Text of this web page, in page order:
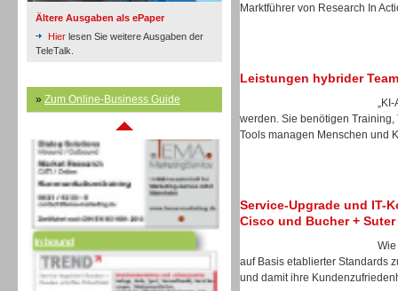
Ältere Ausgaben als ePaper
Hier lesen Sie weitere Ausgaben der
TeleTalk.
» Zum Online-Business Guide
Inbound
Inbound
Marktführer von Research In
Leistungen hybrider
werden. Sie benötigen
Tools managen Menschen und
Service-Upgrade und IT-
Cisco und Bucher + Suter
auf Basis etablierter Standards
und damit ihre